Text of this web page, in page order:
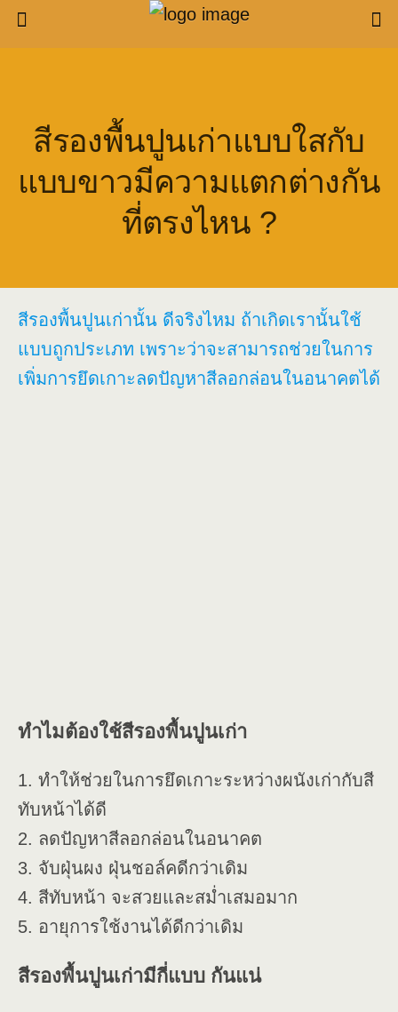
สีรองพื้นปูนเก่าแบบใสกับ
แบบขาวมีความแตกต่างกัน
ที่ตรงไหน ?
สีรองพื้นปูนเก่านั้น ดีจริงไหม ถ้าเกิดเรานั้นใช้
แบบถูกประเภท เพราะว่าจะสามารถช่วยในการ
เพิ่มการยึดเกาะลดปัญหาสีลอกล่อนในอนาคตได้
ทำไมต้องใช้สีรองพื้นปูนเก่า
1. ทำให้ช่วยในการยึดเกาะระหว่างผนังเก่ากับสี
ทับหน้าได้ดี
2. ลดปัญหาสีลอกล่อนในอนาคต
3. จับฝุ่นผง ฝุ่นชอล์คดีกว่าเดิม
4. สีทับหน้า จะสวยและสม่ำเสมอมาก
5. อายุการใช้งานได้ดีกว่าเดิม
สีรองพื้นปูนเก่ามีกี่แบบ กันแน่